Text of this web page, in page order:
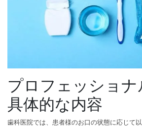
プロフェッショナ
具体的な内容
歯科医院では、患者様のお口の状態に応じて